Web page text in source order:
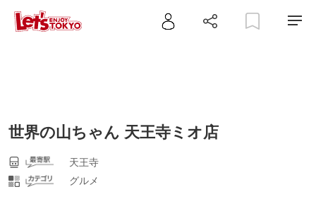
世界の山ちゃん 天王寺ミオ店
天王寺
グルメ